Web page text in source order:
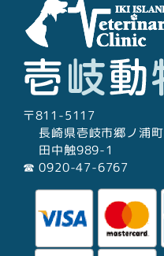
〒811-5117
長崎県壱岐市郷ノ浦町
田中触989-1
☎︎ 0920-47-6767